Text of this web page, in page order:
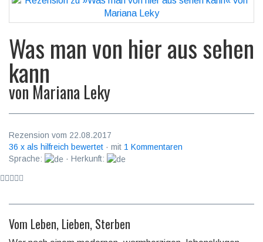
Was man von hier aus sehen
kann
von Mariana Leky
Rezension vom 22.08.2017
36 x als hilfreich bewertet · mit 1 Kommentaren
Sprache:
· Herkunft:
Vom Leben, Lieben, Sterben